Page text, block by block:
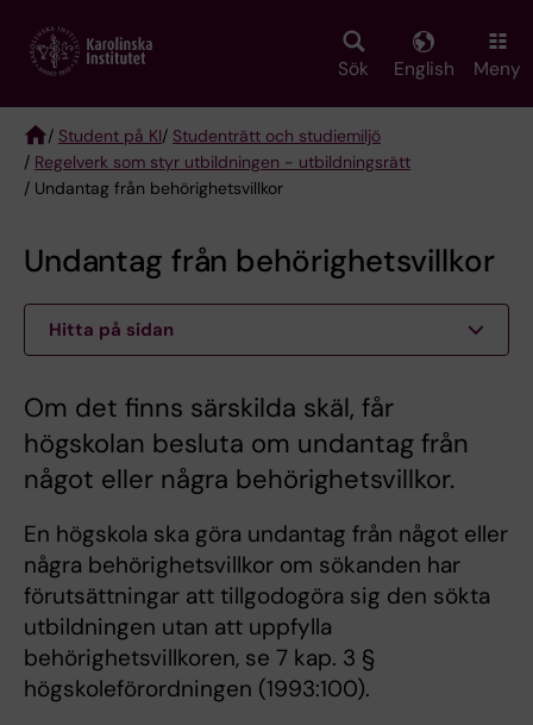
main
Sök English Meny
Breadcrumb
/ Student på KI/ Studenträtt och studiemiljö
/ Regelverk som styr utbildningen - utbildningsrätt
/ Undantag från behörighetsvillkor
Undantag från behörighetsvillkor
Hitta på sidan
Om det finns särskilda skäl, får
högskolan besluta om undantag från
något eller några behörighetsvillkor.
En högskola ska göra undantag från något eller
några behörighetsvillkor om sökanden har
förutsättningar att tillgodogöra sig den sökta
utbildningen utan att uppfylla
behörighetsvillkoren, se 7 kap. 3 §
högskoleförordningen (1993:100).